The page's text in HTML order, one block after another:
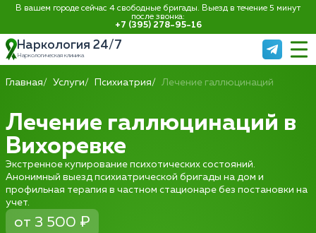
В вашем городе сейчас 4 свободные бригады. Выезд в течение 5 минут
после звонка:
+7 (395) 278-95-16
Наркология 24/7
Наркологическая клиника
Главная Услуги Психиатрия Лечение галлюцинаций
Лечение галлюцинаций в
Вихоревке
Экстренное купирование психотических состояний.
Анонимный выезд психиатрической бригады на дом и
профильная терапия в частном стационаре без постановки на
учет.
от 3 500 ₽